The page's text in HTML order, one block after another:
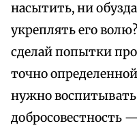
насытить, ни
укреплять его
сделай попытки
точно
нужно воспитывать
добросовестность